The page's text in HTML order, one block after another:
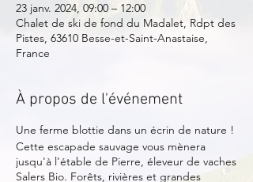
23 janv. 2024, 09:00 – 12:00
Chalet de ski de fond du Madalet, Rdpt des
Pistes, 63610 Besse-et-Saint-Anastaise,
France
À propos de l'événement
Une ferme blottie dans un écrin de nature !
Cette escapade sauvage vous mènera
jusqu'à l'étable de Pierre, éleveur de vaches
Salers Bio. Forêts, rivières et grandes